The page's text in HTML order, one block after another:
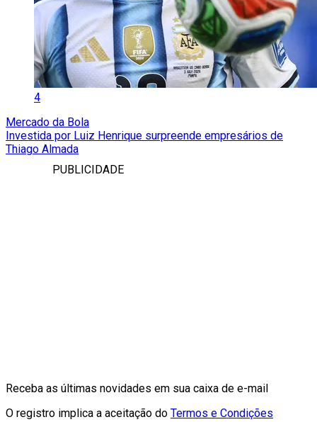
4
Mercado da Bola
Investida por Luiz Henrique surpreende empresários de
Thiago Almada
PUBLICIDADE
Receba as últimas novidades em sua caixa de e-mail
O registro implica a aceitação do Termos e Condições